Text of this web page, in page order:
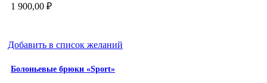
1 900,00 ₽
Добавить в список желаний
Болоньевые брюки «Sport»